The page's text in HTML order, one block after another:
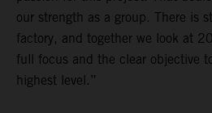
our strength as a group. There is
factory, and together we look at
full focus and the clear objective
highest level.”